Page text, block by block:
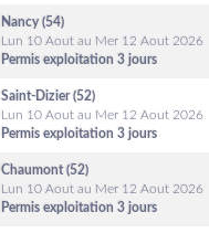
Nancy (54)
Lun 10 Aout au Mer 12 Aout 2026
Permis exploitation 3 jours
Saint-Dizier (52)
Lun 10 Aout au Mer 12 Aout 2026
Permis exploitation 3 jours
Chaumont (52)
Lun 10 Aout au Mer 12 Aout 2026
Permis exploitation 3 jours